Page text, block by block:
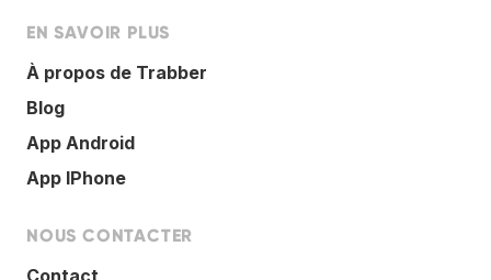
EN SAVOIR PLUS
À propos de Trabber
Blog
App Android
App IPhone
NOUS CONTACTER
Contact